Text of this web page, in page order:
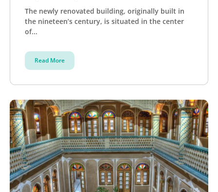
The newly renovated building, originally built in
the nineteen’s century, is situated in the center
of...
Read More